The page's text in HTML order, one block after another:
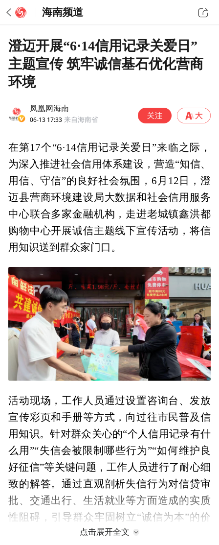
海南频道
澄迈开展“6·14信用记录关爱日”
主题宣传 筑牢诚信基石优化营商
环境
凤凰网海南
06-13 17:33 来自海南省
在第17个“6·14信用记录关爱日”来临之际，
为深入推进社会信用体系建设，营造“知信、
用信、守信”的良好社会氛围，6月12日，澄
迈县营商环境建设局大数据和社会信用服务
中心联合多家金融机构，走进老城镇鑫洪都
购物中心开展诚信主题线下宣传活动，将信
用知识送到群众家门口。
活动现场，工作人员通过设置咨询台、发放
宣传彩页和手册等方式，向过往市民普及信
用知识。针对群众关心的“个人信用记录有什
么用”“失信会被限制哪些行为”“如何维护良
好征信”等关键问题，工作人员进行了耐心细
致的解答。通过直观剖析失信行为对信贷审
批、交通出行、生活就业等方面造成的实质
性阻碍，引导群众牢固树立“诚信为本”的价
值观念，全面提升全民信用认知与履约意
点击展开全文